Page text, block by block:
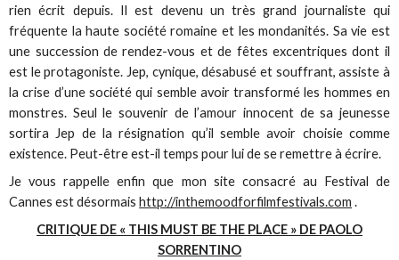
rien écrit depuis. Il est devenu un très grand journaliste qui
fréquente la haute société romaine et les mondanités. Sa vie est
une succession de rendez-vous et de fêtes excentriques dont il
est le protagoniste. Jep, cynique, désabusé et souffrant, assiste à
la crise d’une société qui semble avoir transformé les hommes en
monstres. Seul le souvenir de l’amour innocent de sa jeunesse
sortira Jep de la résignation qu’il semble avoir choisie comme
existence. Peut-être est-il temps pour lui de se remettre à écrire.
Je vous rappelle enfin que mon site consacré au Festival de
Cannes est désormaishttp://inthemoodforfilmfestivals.com .
CRITIQUE DE « THIS MUST BE THE PLACE » DE PAOLO
SORRENTINO